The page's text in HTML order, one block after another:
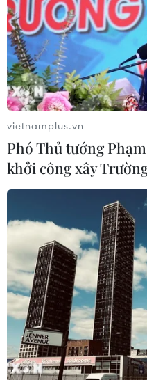
vietnamplus.vn
Phó Thủ tướng
khởi công xây